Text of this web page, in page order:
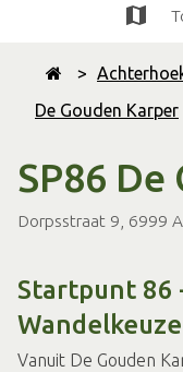
>
De Gouden Karper
SP86
Dorpsstraat 9, 6999
Startpunt 86
Vanuit De Gouden